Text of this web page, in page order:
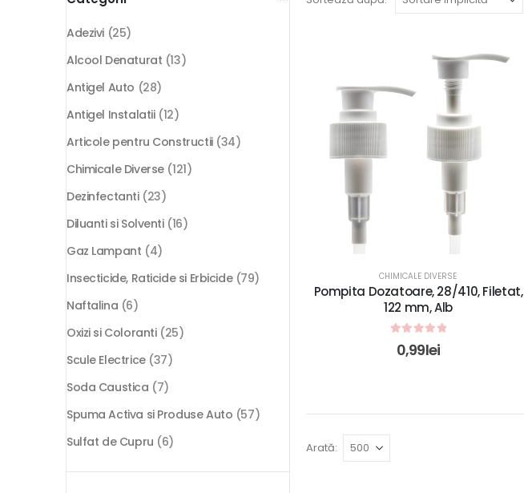
CHIMICALE DIVERSE
Pompita Dozatoare, 28/410, Filetat,
122 mm, Alb
out of 5
0,99lei
Arată:
Adezivi (25)
Alcool Denaturat (13)
Antigel Auto (28)
Antigel Instalatii (12)
Articole pentru Constructii (34)
Chimicale Diverse (121)
Dezinfectanti (23)
Diluanti si Solventi (16)
Gaz Lampant (4)
Insecticide, Raticide si Erbicide (79)
Naftalina (6)
Oxizi si Coloranti (25)
Scule Electrice (37)
Soda Caustica (7)
Spuma Activa si Produse Auto (57)
Sulfat de Cupru (6)